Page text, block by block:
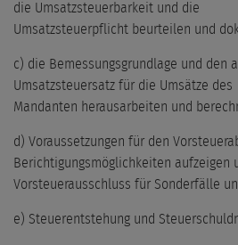
die Umsatzsteuerbarkeit und die
Umsatzsteuerpflicht beurteilen und
c) die Bemessungsgrundlage und den
Umsatzsteuersatz für die Umsätze des
Mandanten herausarbeiten und
d) Voraussetzungen für den
Berichtigungsmöglichkeiten aufzeigen
Vorsteuerausschluss für Sonderfälle
e) Steuerentstehung und